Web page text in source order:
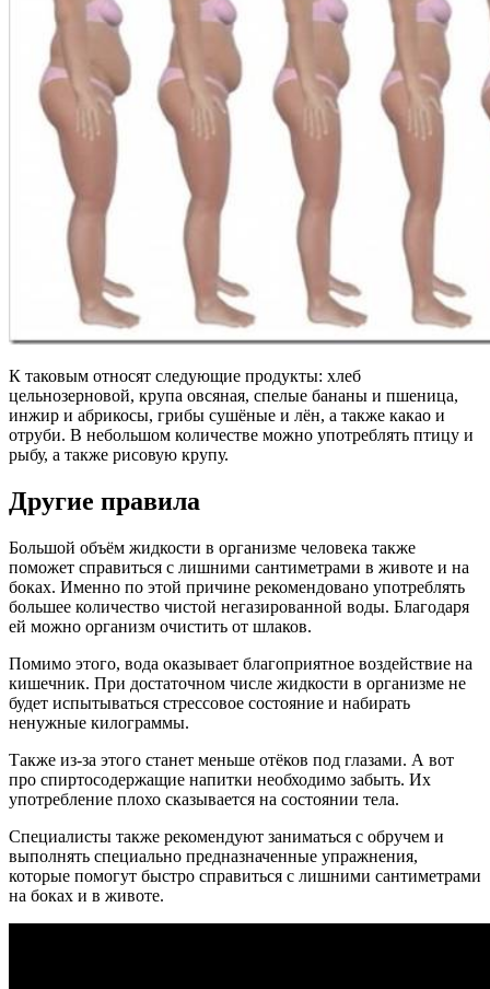
К таковым относят следующие продукты: хлеб
цельнозерновой, крупа овсяная, спелые бананы и пшеница,
инжир и абрикосы, грибы сушёные и лён, а также какао и
отруби. В небольшом количестве можно употреблять птицу и
рыбу, а также рисовую крупу.
Другие правила
Большой объём жидкости в организме человека также
поможет справиться с лишними сантиметрами в животе и на
боках. Именно по этой причине рекомендовано употреблять
большее количество чистой негазированной воды. Благодаря
ей можно организм очистить от шлаков.
Помимо этого, вода оказывает благоприятное воздействие на
кишечник. При достаточном числе жидкости в организме не
будет испытываться стрессовое состояние и набирать
ненужные килограммы.
Также из-за этого станет меньше отёков под глазами. А вот
про спиртосодержащие напитки необходимо забыть. Их
употребление плохо сказывается на состоянии тела.
Специалисты также рекомендуют заниматься с обручем и
выполнять специально предназначенные упражнения,
которые помогут быстро справиться с лишними сантиметрами
на боках и в животе.